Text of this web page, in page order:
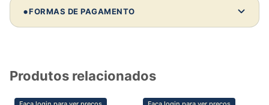
Comprando 10 unidades deste modelo:
Investimento:—
•FORMAS DE PAGAMENTO
Produtos relacionados